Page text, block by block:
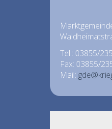
Tel.: 03855/
Fax: 03855/
Mail: